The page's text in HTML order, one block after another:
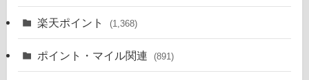
楽天ポイント (1,368)
ポイント・マイル関連 (891)